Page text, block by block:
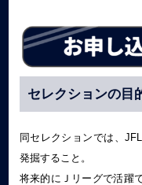
セレクションの目
同セレクションでは、
発掘すること。
将来的にＪリーグで活躍